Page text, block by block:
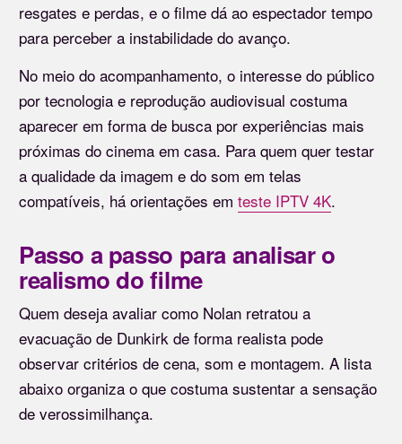
resgates e perdas, e o filme dá ao espectador tempo
para perceber a instabilidade do avanço.
No meio do acompanhamento, o interesse do público
por tecnologia e reprodução audiovisual costuma
aparecer em forma de busca por experiências mais
próximas do cinema em casa. Para quem quer testar
a qualidade da imagem e do som em telas
compatíveis, há orientações em teste IPTV 4K.
Passo a passo para analisar o
realismo do filme
Quem deseja avaliar como Nolan retratou a
evacuação de Dunkirk de forma realista pode
observar critérios de cena, som e montagem. A lista
abaixo organiza o que costuma sustentar a sensação
de verossimilhança.